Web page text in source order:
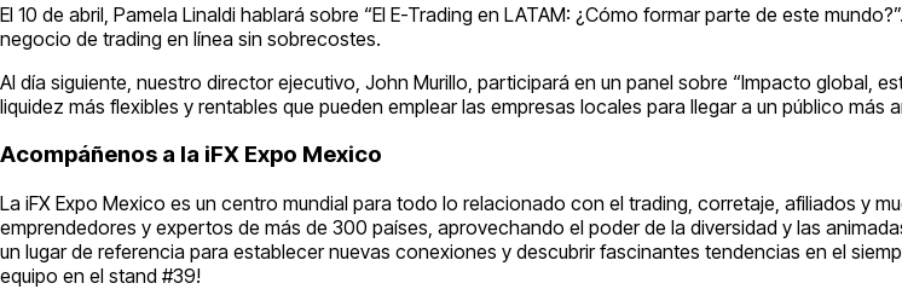
El 10 de abril, Pamela Linaldi hablará sobre “El E-Trading en LATAM: ¿Cómo formar parte de este
negocio de trading en línea sin sobrecostes.
Al día siguiente, nuestro director ejecutivo, John Murillo, participará en un panel sobre “Impacto global,
liquidez más flexibles y rentables que pueden emplear las empresas locales para llegar a un público más
Acompáñenos a la iFX Expo Mexico
La iFX Expo Mexico es un centro mundial para todo lo relacionado con el trading, corretaje, afiliados y
emprendedores y expertos de más de 300 países, aprovechando el poder de la diversidad y las
un lugar de referencia para establecer nuevas conexiones y descubrir fascinantes tendencias en el
equipo en el stand #39!